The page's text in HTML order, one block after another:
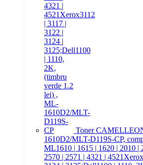
Toner
1610D2/MLT-D119S-CP,
ML1610 | 1615 | 1620 | 2010 |
2570 | 2571 | 4321 |